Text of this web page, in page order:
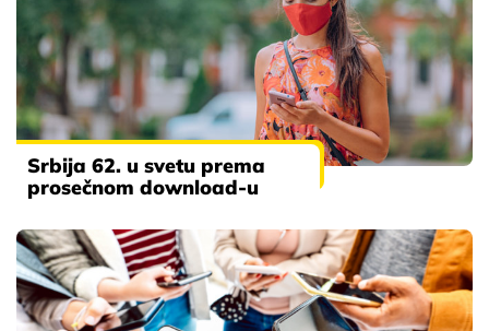
Srbija 62. u svetu prema
prosečnom download-u